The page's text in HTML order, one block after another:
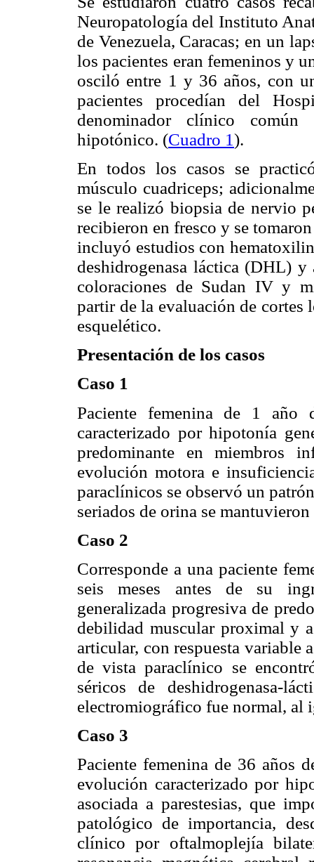
Neuropatología del Instituto
de Venezuela, Caracas; en un
los pacientes eran femeninos y
osciló entre 1 y 36 años, con
pacientes procedían del
denominador clínico común
hipotónico. (Cuadro 1).
En todos los casos se
músculo cuadriceps;
se le realizó biopsia de nervio
recibieron en fresco y se
incluyó estudios con
deshidrogenasa láctica (DHL)
coloraciones de Sudan IV y
partir de la evaluación de cortes
esquelético.
Presentación de los casos
Caso 1
Paciente femenina de 1 año
caracterizado por hipotonía
predominante en miembros
evolución motora e
paraclínicos se observó un
seriados de orina se
Caso 2
Corresponde a una paciente
seis meses antes de su
generalizada progresiva de
debilidad muscular proximal y
articular, con respuesta variable
de vista paraclínico se
séricos de deshidrogenasa-
electromiográfico fue normal, al
Caso 3
Paciente femenina de 36 años
evolución caracterizado por
asociada a parestesias, que
patológico de importancia,
clínico por oftalmoplejía